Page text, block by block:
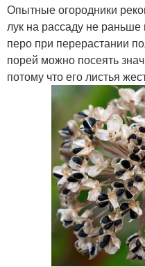
Опытные огородники
лук на рассаду не раньше
перо при перерастании
порей можно посеять
потому что его листья